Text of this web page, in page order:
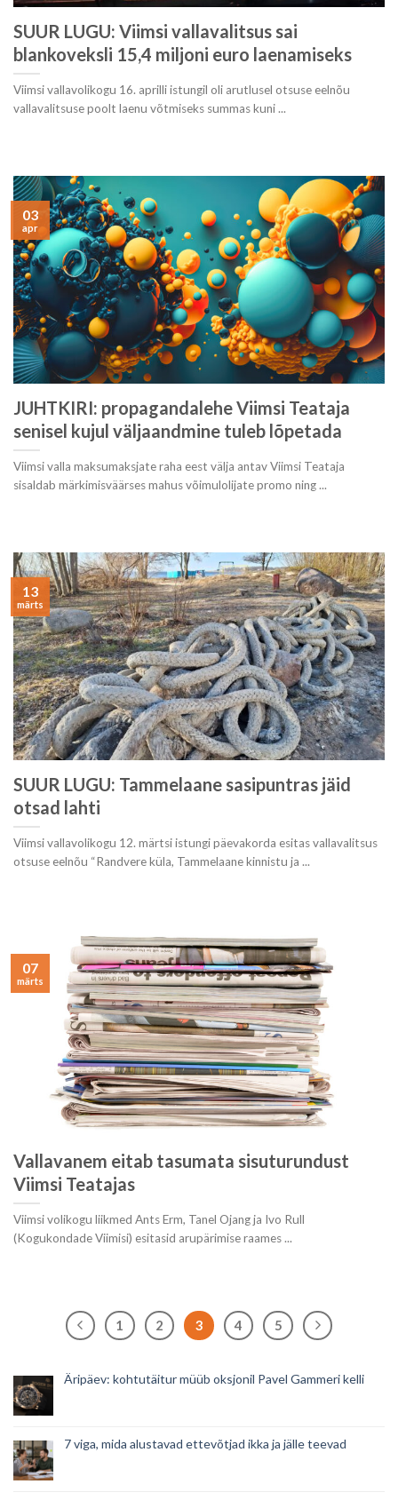
SUUR LUGU: Viimsi vallavalitsus sai
blankoveksli 15,4 miljoni euro laenamiseks
Viimsi vallavolikogu 16. aprilli istungil oli arutlusel otsuse eelnõu
vallavalitsuse poolt laenu võtmiseks summas kuni ...
JUHTKIRI: propagandalehe Viimsi Teataja
senisel kujul väljaandmine tuleb lõpetada
Viimsi valla maksumaksjate raha eest välja antav Viimsi Teataja
sisaldab märkimisväärses mahus võimulolijate promo ning ...
03
apr
SUUR LUGU: Tammelaane sasipuntras jäid
otsad lahti
Viimsi vallavolikogu 12. märtsi istungi päevakorda esitas vallavalitsus
otsuse eelnõu “Randvere küla, Tammelaane kinnistu ja ...
13
märts
Vallavanem eitab tasumata sisuturundust
Viimsi Teatajas
Viimsi volikogu liikmed Ants Erm, Tanel Ojang ja Ivo Rull
(Kogukondade Viimisi) esitasid arupärimise raames ...
07
märts
1 2 3 4 5
Äripäev: kohtutäitur müüb oksjonil Pavel Gammeri kelli
7 viga, mida alustavad ettevõtjad ikka ja jälle teevad